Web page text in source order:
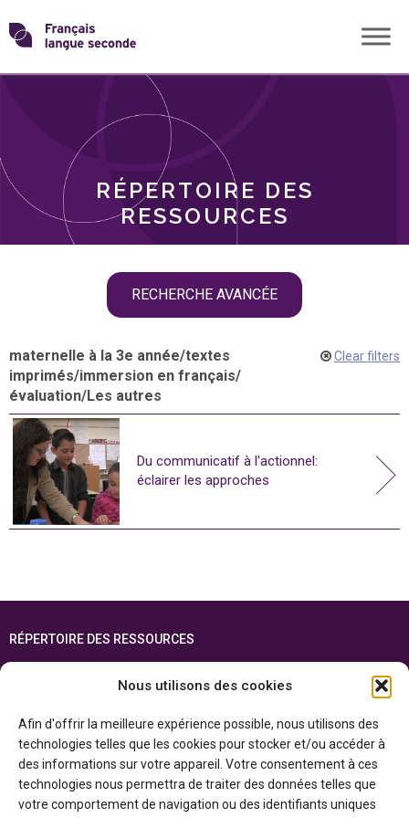
Nous utilisons des cookies
Afin d'offrir la meilleure expérience possible, nous utilisons des
technologies telles que les cookies pour stocker et/ou accéder à
des informations sur votre appareil. Votre consentement à ces
technologies nous permettra de traiter des données telles que
votre comportement de navigation ou des identifiants uniques
Skip
toTransformons
langue
RÉPERTOIRE DES
RESSOURCES
RECHERCHE AVANCÉE
THÈMES
maternelle à la 3e année/textes
imprimés/immersion en français/
évaluation/Les autres
Clear filters
Du communicatif à l'actionnel:
éclairer les approches
RÉPERTOIRE DES RESSOURCES
ENGLISH
Cette ressource est réalisée grâce au soutien financier du gouvernement de
l’Ontario et du gouvernement duCanada par l’entremise du ministère du
Patrimoine canadien